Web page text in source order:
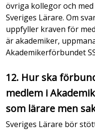
övriga kollegor och
Sveriges Lärare. Om
uppfyller kraven för
är akademiker,
Akademikerförbundet
12. Hur ska
medlem i
som lärare men
Sveriges Lärare bör